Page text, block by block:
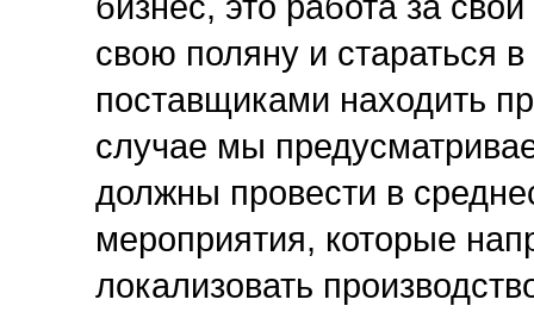
свою поляну и стараться
поставщиками находить
случае мы
должны провести в
мероприятия, которые
локализовать